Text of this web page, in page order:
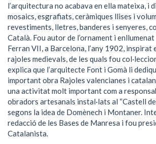
l’arquitectura no acabava en ella mateixa, i
mosaics, esgrafiats, ceràmiques llises i
revestiments, lletres, banderes i senyeres,
Català. Fou autor de l’ornament i
Ferran VII, a Barcelona, l’any 1902, inspirat
rajoles medievals, de les quals fou
explica que l’arquitecte Font i Gomà li
important obra Rajoles valencianes i
una activitat molt important com a
obradors artesanals instal·lats al “Castell
segons la idea de Domènech i Montaner.
redacció de les Bases de Manresa i fou
Catalanista.